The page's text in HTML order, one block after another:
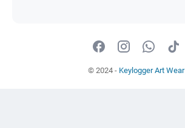
© 2024 - Keylogger Art Wear